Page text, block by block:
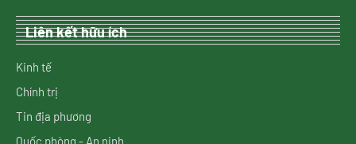
Liên kết hữu ích
Kinh tế
Chính trị
Tin địa phương
Quốc phòng - An ninh